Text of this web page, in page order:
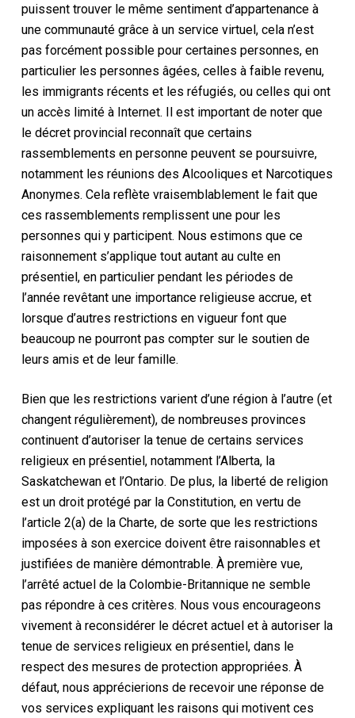
puissent trouver le même sentiment d’appartenance à
une communauté grâce à un service virtuel, cela n’est
pas forcément possible pour certaines personnes, en
particulier les personnes âgées, celles à faible revenu,
les immigrants récents et les réfugiés, ou celles qui ont
un accès limité à Internet. Il est important de noter que
le décret provincial reconnaît que certains
rassemblements en personne peuvent se poursuivre,
notamment les réunions des Alcooliques et Narcotiques
Anonymes. Cela reflète vraisemblablement le fait que
ces rassemblements remplissent une pour les
personnes qui y participent. Nous estimons que ce
raisonnement s’applique tout autant au culte en
présentiel, en particulier pendant les périodes de
l’année revêtant une importance religieuse accrue, et
lorsque d’autres restrictions en vigueur font que
beaucoup ne pourront pas compter sur le soutien de
leurs amis et de leur famille.
Bien que les restrictions varient d’une région à l’autre (et
changent régulièrement), de nombreuses provinces
continuent d’autoriser la tenue de certains services
religieux en présentiel, notamment l’Alberta, la
Saskatchewanet l’Ontario. De plus, la liberté de religion
est un droit protégé par la Constitution, en vertu de
l’article 2(a) de la Charte,de sorte que les restrictions
imposées à son exercice doivent être raisonnables et
justifiées de manière démontrable. À première vue,
l’arrêté actuel de la Colombie-Britannique ne semble
pas répondre à ces critères. Nous vous encourageons
vivement à reconsidérer le décret actuel et à autoriser la
tenue de services religieux en présentiel, dans le
respect des mesures de protection appropriées. À
défaut, nous apprécierions de recevoir une réponse de
vos services expliquant les raisons qui motivent ces